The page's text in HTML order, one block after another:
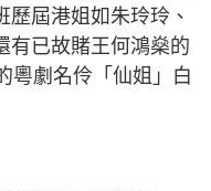
屆港姐如朱玲玲、
有已故賭王何鴻燊的
粵劇名伶「仙姐」白